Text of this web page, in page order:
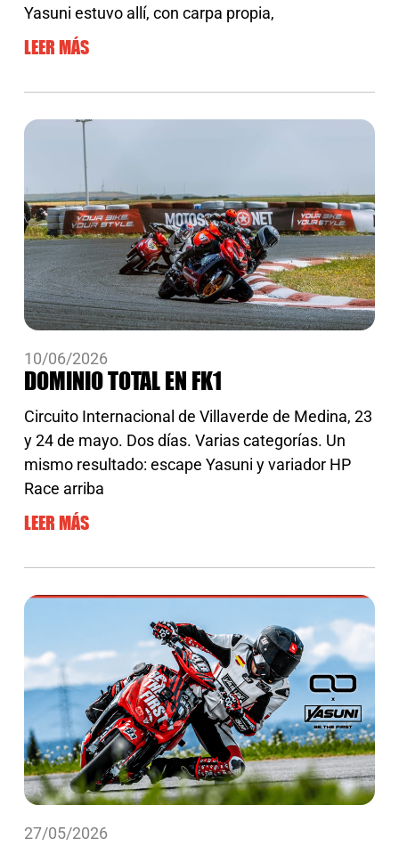
Yasuni estuvo allí, con carpa propia,
LEER MÁS
DOMINIO TOTAL EN FK1
10/06/2026
Circuito Internacional de Villaverde de Medina, 23
y 24 de mayo. Dos días. Varias categorías. Un
mismo resultado: escape Yasuni y variador HP
Race arriba
LEER MÁS
27/05/2026